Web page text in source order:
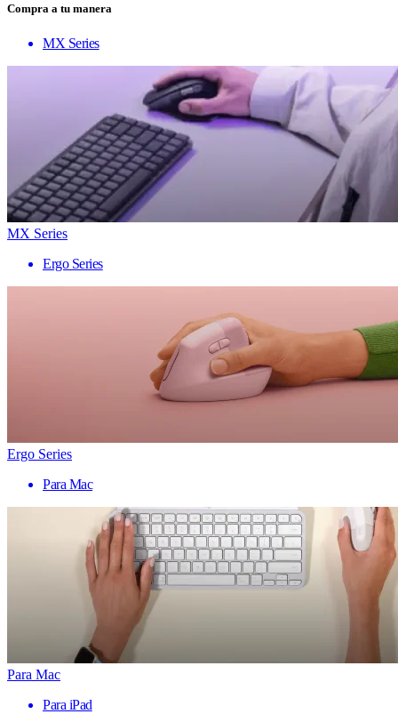
Compra a tu manera
MX Series
MX Series
Ergo Series
Ergo Series
Para Mac
Para Mac
Para iPad